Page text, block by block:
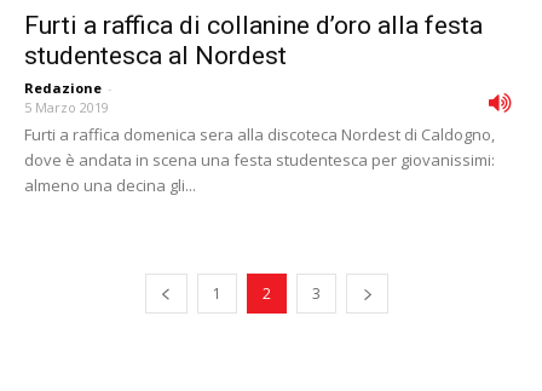
Furti a raffica di collanine d’oro alla festa
studentesca al Nordest
Redazione -
5 Marzo 2019
Furti a raffica domenica sera alla discoteca Nordest di Caldogno,
dove è andata in scena una festa studentesca per giovanissimi:
almeno una decina gli...
1 2 3